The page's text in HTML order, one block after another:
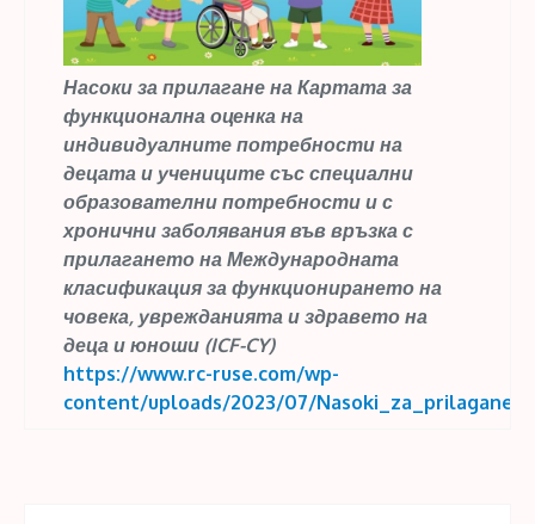
Насоки за прилагане на Картата за
функционална оценка на
индивидуалните потребности на
децата и учениците със специални
образователни потребности и с
хронични заболявания във връзка с
прилагането на Международната
класификация за функционирането на
човека, уврежданията и здравето на
деца и юноши (ICF-CY)
https://www.rc-ruse.com/wp-
content/uploads/2023/07/